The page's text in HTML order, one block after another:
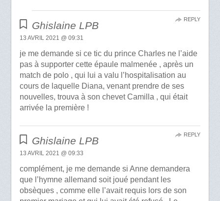
Ghislaine LPB
13 AVRIL 2021 @ 09:31
je me demande si ce tic du prince Charles ne l’aide
pas à supporter cette épaule malmenée , après un
match de polo , qui lui a valu l’hospitalisation au
cours de laquelle Diana, venant prendre de ses
nouvelles, trouva à son chevet Camilla , qui était
arrivée la première !
REPLY
Ghislaine LPB
13 AVRIL 2021 @ 09:33
complément, je me demande si Anne demandera
que l’hymne allemand soit joué pendant les
obsèques , comme elle l’avait requis lors de son
REPLY